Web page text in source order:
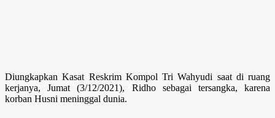
Diungkapkan Kasat Reskrim Kompol Tri Wahyudi saat di ruang
kerjanya, Jumat (3/12/2021), Ridho sebagai tersangka, karena
korban Husni meninggal dunia.